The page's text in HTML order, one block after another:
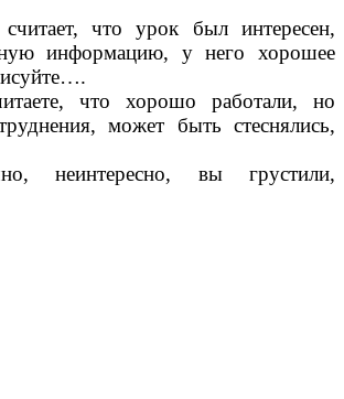
что урок был интересен,
информацию, у него хорошее
что хорошо работали, но
может быть стеснялись,
неинтересно, вы грустили,